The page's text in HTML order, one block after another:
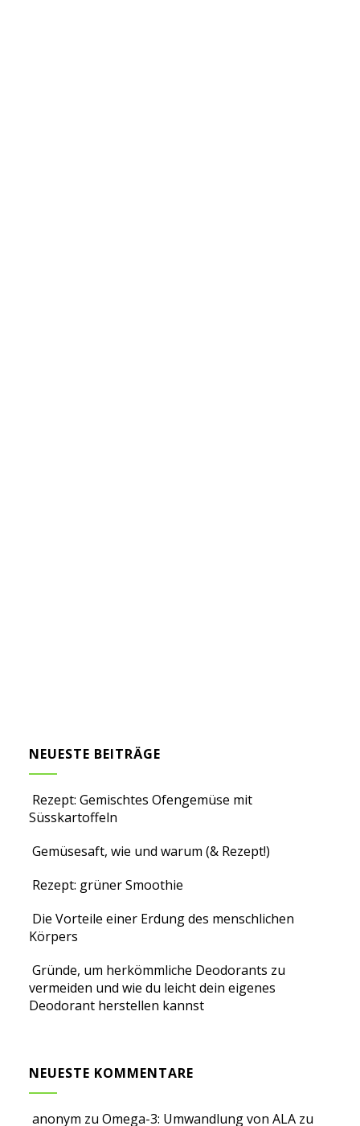
NEUESTE BEITRÄGE
Rezept: Gemischtes Ofengemüse mit
Süsskartoffeln
Gemüsesaft, wie und warum (& Rezept!)
Rezept: grüner Smoothie
Die Vorteile einer Erdung des menschlichen
Körpers
Gründe, um herkömmliche Deodorants zu
vermeiden und wie du leicht dein eigenes
Deodorant herstellen kannst
NEUESTE KOMMENTARE
anonym zuOmega-3: Umwandlung von ALA zu